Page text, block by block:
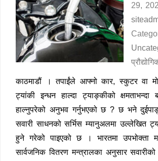
29,
काठमाडौं । तपाईंले आफ्नो कार, स्कुटर वा
ट्यांकी इन्धन हाल्दा ट्याङ्कीको क्षमताभन्दा
हाल्नुपरेको अनुभव गर्नुभएको छ ? छ भने
सवारी साधनको सर्भिस म्यानुअलमा उल्लेखित
हुने गरेको पाइएको छ । भारतमा उपभोक्ता
सार्वजनिक वितरण मन्त्रालका अनुसार सवारीको